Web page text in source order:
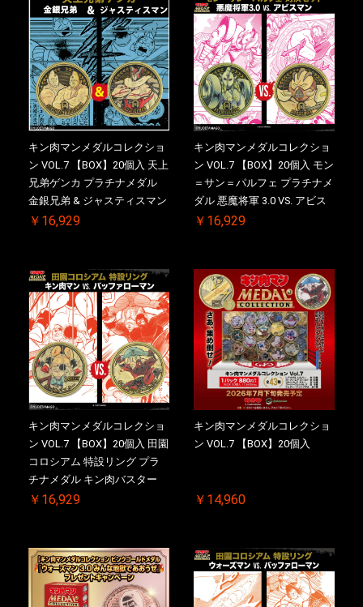
斉出荷予定
キン肉マンメダルコレクショ
ン VOL.7 【BOX】20個入 天上
兄弟ゲンカ プラチナメダル
金銀兄弟 & ジャスティスマン
2.0 ケース付き【初回購入特
一斉出荷予定
￥16,929
キン肉マンメダルコレクショ
ン VOL.7 【BOX】20個入 モン
＝サン＝パルフェ プラチナメ
ダル 悪魔将軍 3.0 VS. アビス
マン【初回購入特典 】
斉出荷予定
￥16,929
キン肉マンメダルコレクショ
ン VOL.7 【BOX】20個入 田園
コロシアム 特設リング プラ
チナメダル キン肉バスター
VS. キン肉バスターやぶり 初
メダル(非売品)付
￥16,929
キン肉マンメダルコレクショ
ン VOL.7 【BOX】20個入
￥14,960